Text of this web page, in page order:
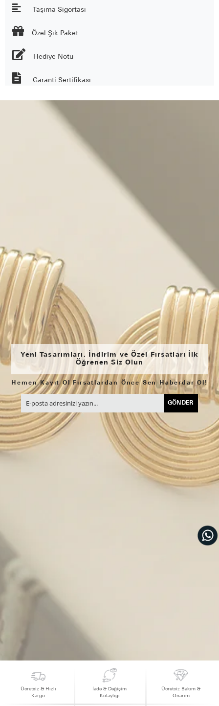
Taşıma Sigortası
 Özel Şık Paket
Hediye Notu
Garanti Sertifikası
Yeni Tasarımları, İndirim ve Özel Fırsatları İlk
Öğrenen Siz Olun
Hemen Kayıt Ol Fırsatlardan Önce Sen Haberdar Ol!
GÖNDER
Ücretsiz & Hızlı
Kargo
İade & Değişim
Kolaylığı
Ücretsiz Bakım &
Onarım